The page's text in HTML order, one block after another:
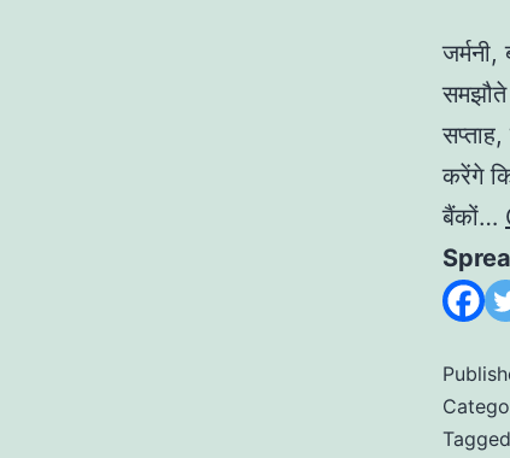
समझौते
सप्ताह,
करेंगे
बैंकों…
Tagged